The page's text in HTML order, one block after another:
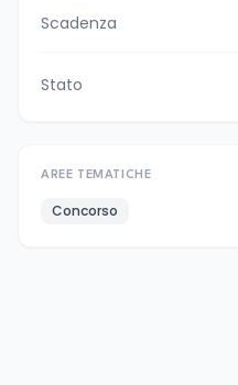
Scadenza
Stato
AREE TEMATICHE
Concorso